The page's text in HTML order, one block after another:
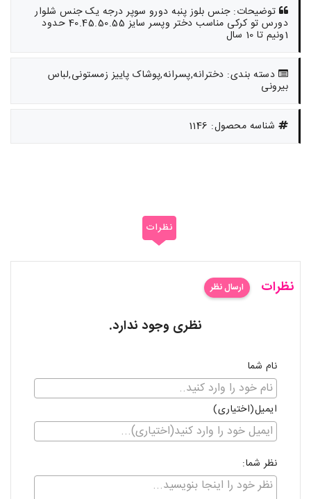
توضیحات: جنس بلوز پنبه دورو سوپر درجه یک جنس شلوار
دورس تو کرکی مناسب دختر وپسر سایز 40.45.50.55 حدود
1ونیم تا 10 سال
دسته بندی: دخترانه,پسرانه,پوشاک پاییز زمستونی,لباس
بیرونی
شناسه محصول: 1146
نظرات
نظرات ارسال نظر
نظری وجود ندارد.
نام شما
ایمیل(اختیاری)
نظر شما: